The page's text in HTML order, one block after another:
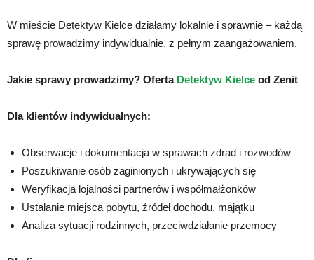
W mieście Detektyw Kielce działamy lokalnie i sprawnie – każdą
sprawę prowadzimy indywidualnie, z pełnym zaangażowaniem.
Jakie sprawy prowadzimy? Oferta Detektyw Kielce od Zenit
Dla klientów indywidualnych:
Obserwacje i dokumentacja w sprawach zdrad i rozwodów
Poszukiwanie osób zaginionych i ukrywających się
Weryfikacja lojalności partnerów i współmałżonków
Ustalanie miejsca pobytu, źródeł dochodu, majątku
Analiza sytuacji rodzinnych, przeciwdziałanie przemocy